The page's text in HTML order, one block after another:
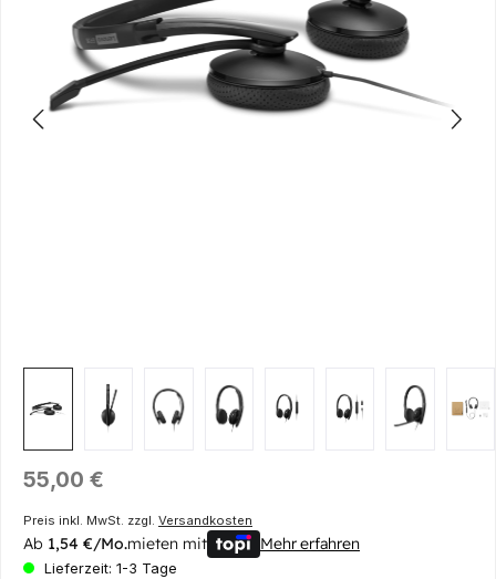
Regulärer Preis:
55,00 €
Preis inkl. MwSt. zzgl. Versandkosten
Ab 1,54 €/Mo.mieten mit Mehr erfahren
Lieferzeit: 1-3 Tage